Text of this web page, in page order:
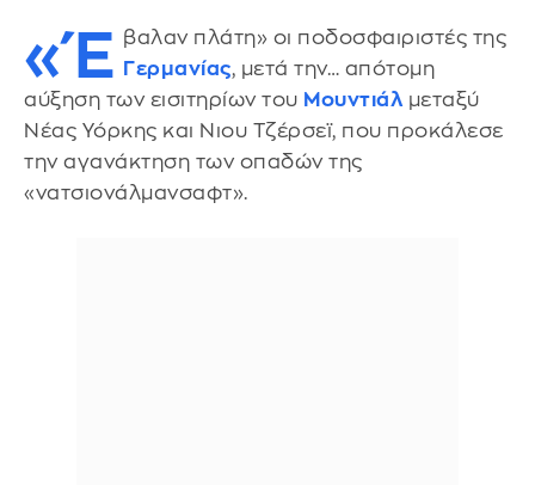
«Έ βαλαν πλάτη» οι ποδοσφαιριστές της
Γερμανίας, μετά την… απότομη
αύξηση των εισιτηρίων του Μουντιάλ μεταξύ
Νέας Υόρκης και Νιου Τζέρσεϊ, που προκάλεσε
την αγανάκτηση των οπαδών της
«νατσιονάλμανσαφτ».